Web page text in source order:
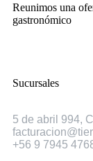
Reunimos una
gastronómico
Sucursales
5 de abril 994,
+56 9 7945